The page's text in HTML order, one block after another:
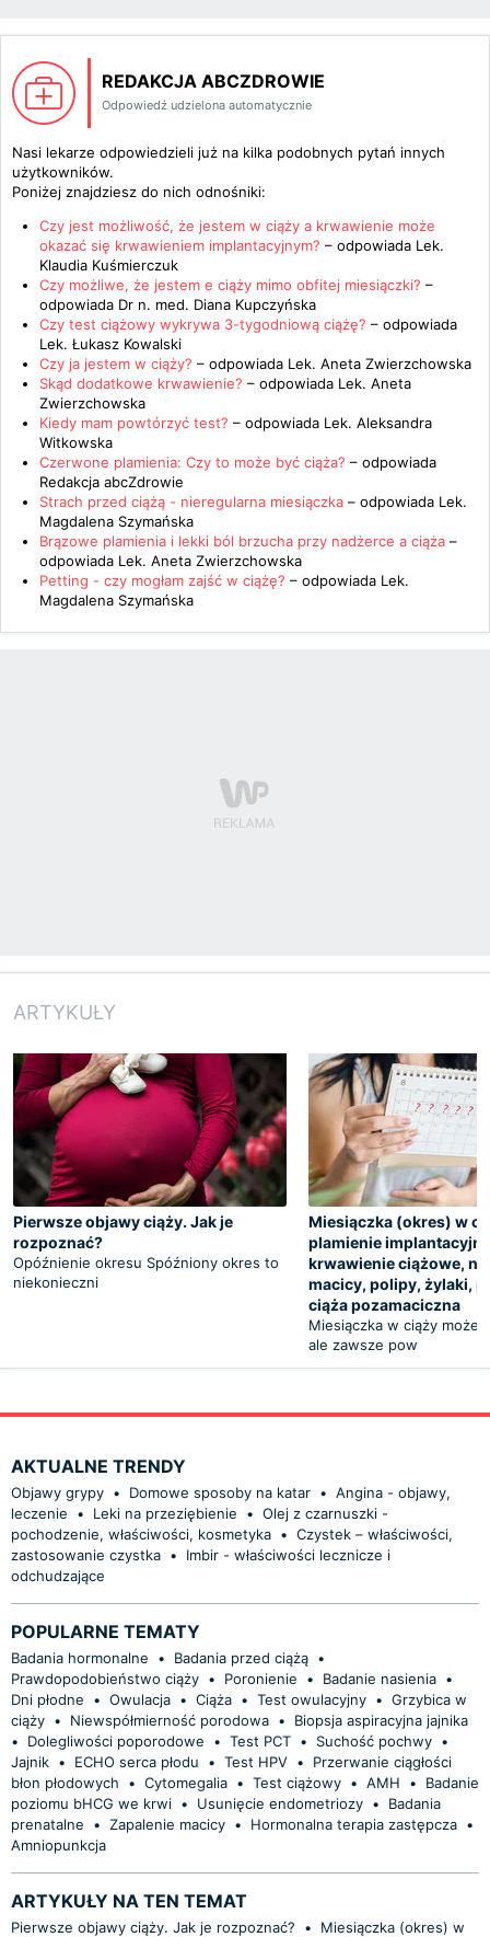
REDAKCJA ABCZDROWIE
Odpowiedź udzielona automatycznie
Nasi lekarze odpowiedzieli już na kilka podobnych pytań innych
użytkowników.
Poniżej znajdziesz do nich odnośniki:
Czy jest możliwość, że jestem w ciąży a krwawienie może
okazać się krwawieniem implantacyjnym? – odpowiada Lek.
Klaudia Kuśmierczuk
Czy możliwe, że jestem e ciąży mimo obfitej miesiączki? –
odpowiada Dr n. med. Diana Kupczyńska
Czy test ciążowy wykrywa 3-tygodniową ciążę? – odpowiada
Lek. Łukasz Kowalski
Czy ja jestem w ciąży? – odpowiada Lek. Aneta Zwierzchowska
Skąd dodatkowe krwawienie? – odpowiada Lek. Aneta
Zwierzchowska
Kiedy mam powtórzyć test? – odpowiada Lek. Aleksandra
Witkowska
Czerwone plamienia: Czy to może być ciąża? – odpowiada
Redakcja abcZdrowie
Strach przed ciążą - nieregularna miesiączka – odpowiada Lek.
Magdalena Szymańska
Brązowe plamienia i lekki ból brzucha przy nadżerce a ciąża –
odpowiada Lek. Aneta Zwierzchowska
Petting - czy mogłam zajść w ciążę? – odpowiada Lek.
Magdalena Szymańska
ARTYKUŁY
Pierwsze objawy ciąży. Jak je
rozpoznać?
Opóźnienie okresu Spóźniony okres to
niekonieczni
Miesiączka (okres) w
plamienie
krwawienie ciążowe,
macicy, polipy, żylaki,
ciąża pozamaciczna
Miesiączka w ciąży może
ale zawsze pow
AKTUALNE TRENDY
Objawy grypy • Domowe sposoby na katar • Angina - objawy,
leczenie
• Leki na przeziębienie • Olej z czarnuszki -
pochodzenie, właściwości, kosmetyka • Czystek – właściwości,
zastosowanie czystka •
Imbir - właściwości lecznicze i
odchudzające
POPULARNE TEMATY
Badania hormonalne • Badania przed ciążą •
Prawdopodobieństwo ciąży • Poronienie • Badanie nasienia •
Dni płodne
• Owulacja • Ciąża • Test owulacyjny • Grzybica w
ciąży • Niewspółmierność porodowa •
Biopsja aspiracyjna jajnika
•
Dolegliwości poporodowe • Test PCT • Suchość pochwy •
Jajnik • ECHO serca płodu • Test HPV •
Przerwanie ciągłości
błon płodowych
• Cytomegalia • Test ciążowy • AMH •
Badanie
poziomu bHCG we krwi • Usunięcie endometriozy •
Badania
prenatalne
• Zapalenie macicy • Hormonalna terapia zastępcza •
Amniopunkcja
ARTYKUŁY NA TEN TEMAT
Pierwsze objawy ciąży. Jak je rozpoznać? •
Miesiączka (okres) w